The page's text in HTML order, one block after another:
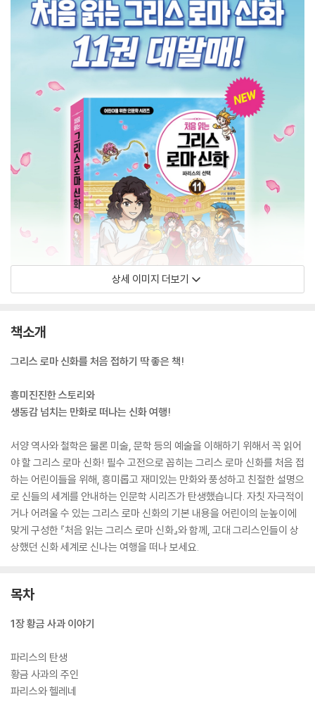
상세 이미지 더보기
책소개
그리스 로마 신화를 처음 접하기 딱 좋은 책!
흥미진진한 스토리와
생동감 넘치는 만화로 떠나는 신화 여행!
서양 역사와 철학은 물론 미술, 문학 등의 예술을 이해하기 위해서 꼭 읽어
야 할 그리스 로마 신화! 필수 고전으로 꼽히는 그리스 로마 신화를 처음 접
하는 어린이들을 위해, 흥미롭고 재미있는 만화와 풍성하고 친절한 설명으
로 신들의 세계를 안내하는 인문학 시리즈가 탄생했습니다. 자칫 자극적이
거나 어려울 수 있는 그리스 로마 신화의 기본 내용을 어린이의 눈높이에
맞게 구성한 『처음 읽는 그리스 로마 신화』와 함께, 고대 그리스인들이 상
상했던 신화 세계로 신나는 여행을 떠나 보세요.
목차
1장 황금 사과 이야기
파리스의 탄생
황금 사과의 주인
파리스와 헬레네